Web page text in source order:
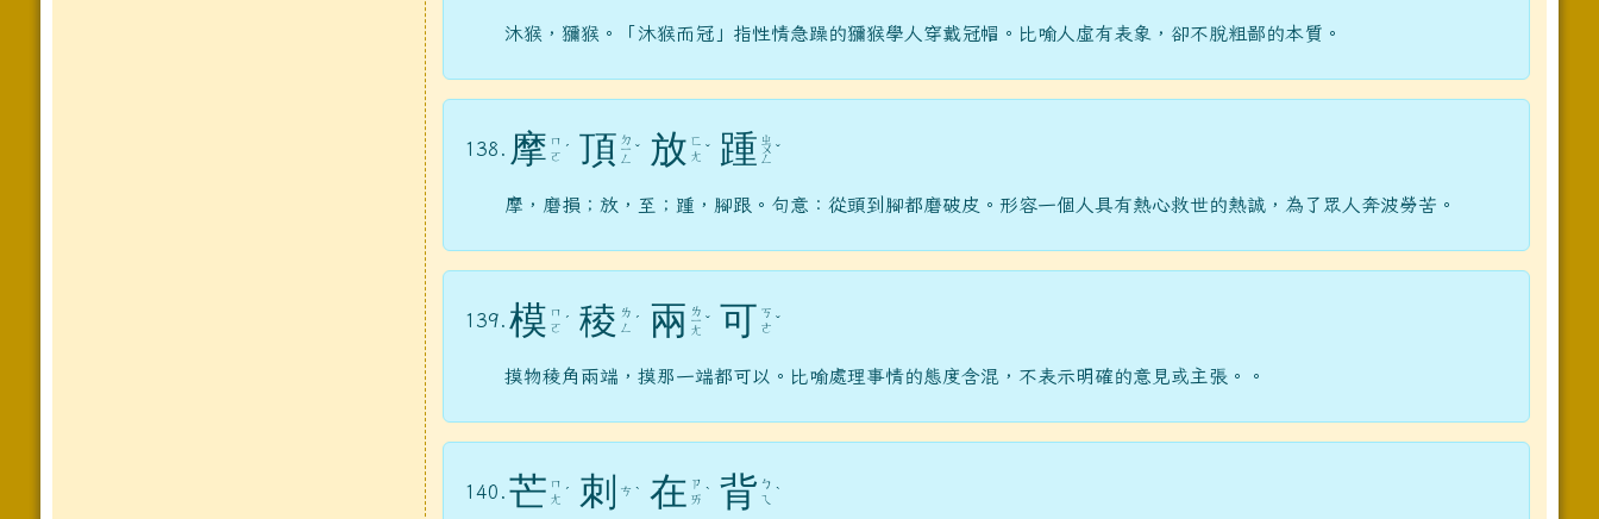
沐猴，獼猴。「沐猴而冠」指性情急躁的獼猴學人穿戴冠帽。比喻人虛有表象，卻不脫粗鄙的本質。
138. 摩 ㄇ
ㄛ ˊ 頂 ㄉ
ㄧ
ㄥ
ˇ 放 ㄈ
ㄤ ˇ 踵 ㄓ
ㄨ
ㄥ
ˇ
摩，磨損；放，至；踵，腳跟。句意：從頭到腳都磨破皮。形容一個人具有熱心救世的熱誠，為了眾人奔波勞苦。
139. 模 ㄇ
ㄛ ˊ 稜 ㄌ
ㄥ
ˊ 兩 ㄌ
ㄧ
ㄤ
ˇ 可 ㄎ
ㄜ ˇ
摸物稜角兩端，摸那一端都可以。比喻處理事情的態度含混，不表示明確的意見或主張。。
140. 芒 ㄇ
ㄤ ˊ 刺 ㄘ ˋ 在 ㄗ
ㄞ ˋ 背 ㄅ
ㄟ ˋ